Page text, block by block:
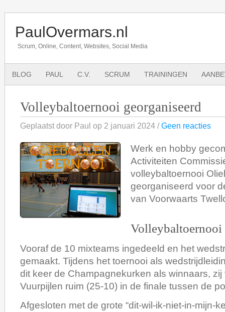
PaulOvermars.nl
Scrum, Online, Content, Websites, Social Media
BLOG PAUL C.V. SCRUM TRAININGEN
Volleybaltoernooi georganiseerd
Geplaatst door Paul op 2 januari 2024 /Geen reacties
Werk en hobby
Activiteiten
volleybaltoernooi
georganiseerd voor
van Voorwaarts
Volleybaltoernooi
Vooraf de 10 mixteams ingedeeld en het
gemaakt. Tijdens het toernooi als
dit keer de Champagnekurken als winnaars,
Vuurpijlen ruim (25-10) in de finale tussen de
Afgesloten met de grote “dit-wil-ik-niet-in-mijn-